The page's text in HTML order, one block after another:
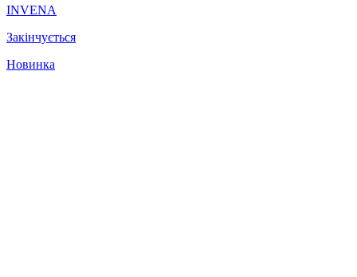
INVENA
Закінчується
Новинка